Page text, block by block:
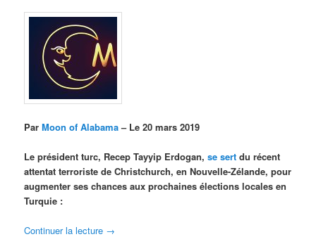
ParMoon of Alabama– Le 20 mars 2019
Le président turc, Recep Tayyip Erdogan,se sert du récent
attentat terroriste de Christchurch, en Nouvelle-Zélande, pour
augmenter ses chances aux prochaines élections locales en
Turquie :
Continuer la lecture →